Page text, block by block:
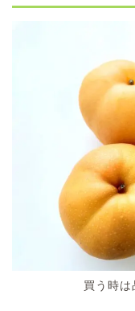
買う時は